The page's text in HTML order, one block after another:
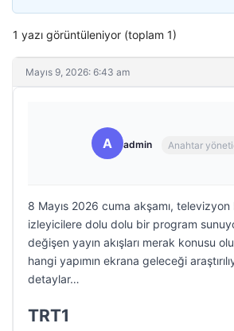
1 yazı görüntüleniyor (toplam 1)
Mayıs 9, 2026: 6:43 am
A admin Anahtar
8 Mayıs 2026 cuma akşamı, televizyon
izleyicilere dolu dolu bir program
değişen yayın akışları merak konusu
hangi yapımın ekrana geleceği
detaylar…
TRT1